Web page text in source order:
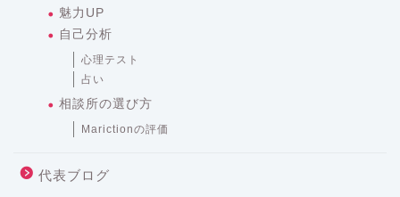
魅力UP
自己分析
心理テスト
占い
相談所の選び方
Marictionの評価
代表ブログ